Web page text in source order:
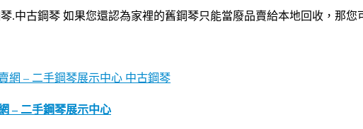
.中古鋼琴 如果您還認為家裡的舊鋼琴只能當廢品賣給本地回收，那
中古鋼琴
– 二手鋼琴展示中心